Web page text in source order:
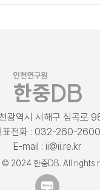
광역시 서해구 심곡로
표전화 : 032-260-2600
E-mail : ii@ii.re.kr
2024 한중DB. All rights